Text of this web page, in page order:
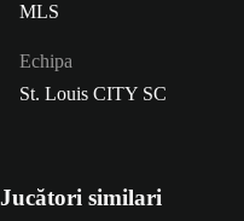
MLS
Echipa
St. Louis CITY SC
Jucători similari